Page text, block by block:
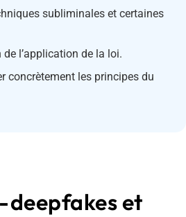
subliminales et certaines
l’application de la loi.
concrètement les principes du
deepfakes et